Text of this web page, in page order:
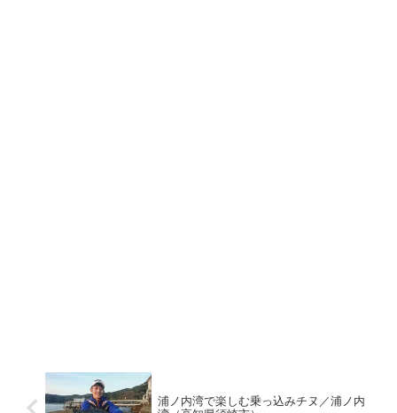
浦ノ内湾で楽しむ乗っ込みチヌ／浦ノ内